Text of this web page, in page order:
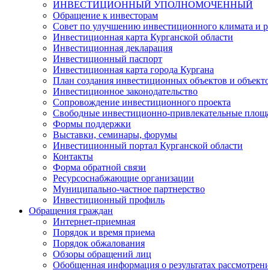
ИНВЕСТИЦИОННЫЙ УПОЛНОМОЧЕННЫЙ
Обращение к инвесторам
Совет по улучшению инвестиционного климата и
Инвестиционная карта Курганской области
Инвестиционная декларация
Инвестиционный паспорт
Инвестиционная карта города Кургана
План создания инвестиционных объектов и
Инвестиционное законодательство
Сопровождение инвестиционного проекта
Свободные инвестиционно-привлекательные
Формы поддержки
Выставки, семинары, форумы
Инвестиционный портал Курганской области
Контакты
Форма обратной связи
Ресурсоснабжающие организации
Муниципально-частное партнерство
Инвестиционный профиль
Обращения граждан
Интернет-приемная
Порядок и время приема
Порядок обжалования
Обзоры обращений лиц
Обобщенная информация о результатах